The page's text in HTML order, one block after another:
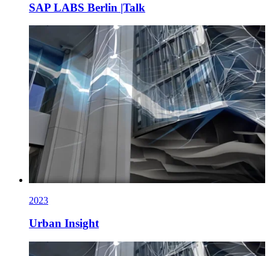
SAP LABS Berlin |Talk
2023
Urban Insight